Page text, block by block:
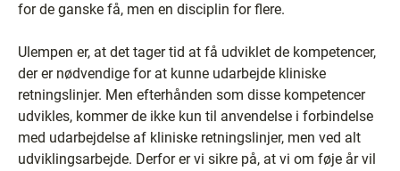
for de ganske få, men en disciplin for flere.
Ulempen er, at det tager tid at få udviklet de kompetencer,
der er nødvendige for at kunne udarbejde kliniske
retningslinjer. Men efterhånden som disse kompetencer
udvikles, kommer de ikke kun til anvendelse i forbindelse
med udarbejdelse af kliniske retningslinjer, men ved alt
udviklingsarbejde. Derfor er vi sikre på, at vi om føje år vil